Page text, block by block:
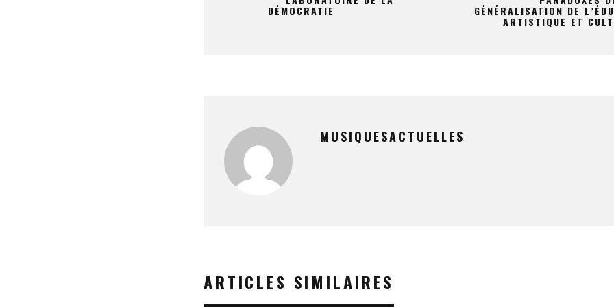
DÉMOCRATIE GÉNÉRALISATION DE
ARTISTIQUE ET
MUSIQUESACTUELLES
ARTICLES SIMILAIRES